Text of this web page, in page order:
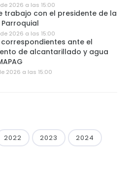
2026 a las 15:00
trabajo con el presidente de la
2026 a las 15:00
ante el
de alcantarillado y agua
2026 a las 15:00
2022 2023 2024